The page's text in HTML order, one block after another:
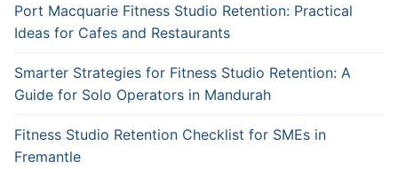
Port Macquarie Fitness Studio Retention: Practical
Ideas for Cafes and Restaurants
Smarter Strategies for Fitness Studio Retention: A
Guide for Solo Operators in Mandurah
Fitness Studio Retention Checklist for SMEs in
Fremantle